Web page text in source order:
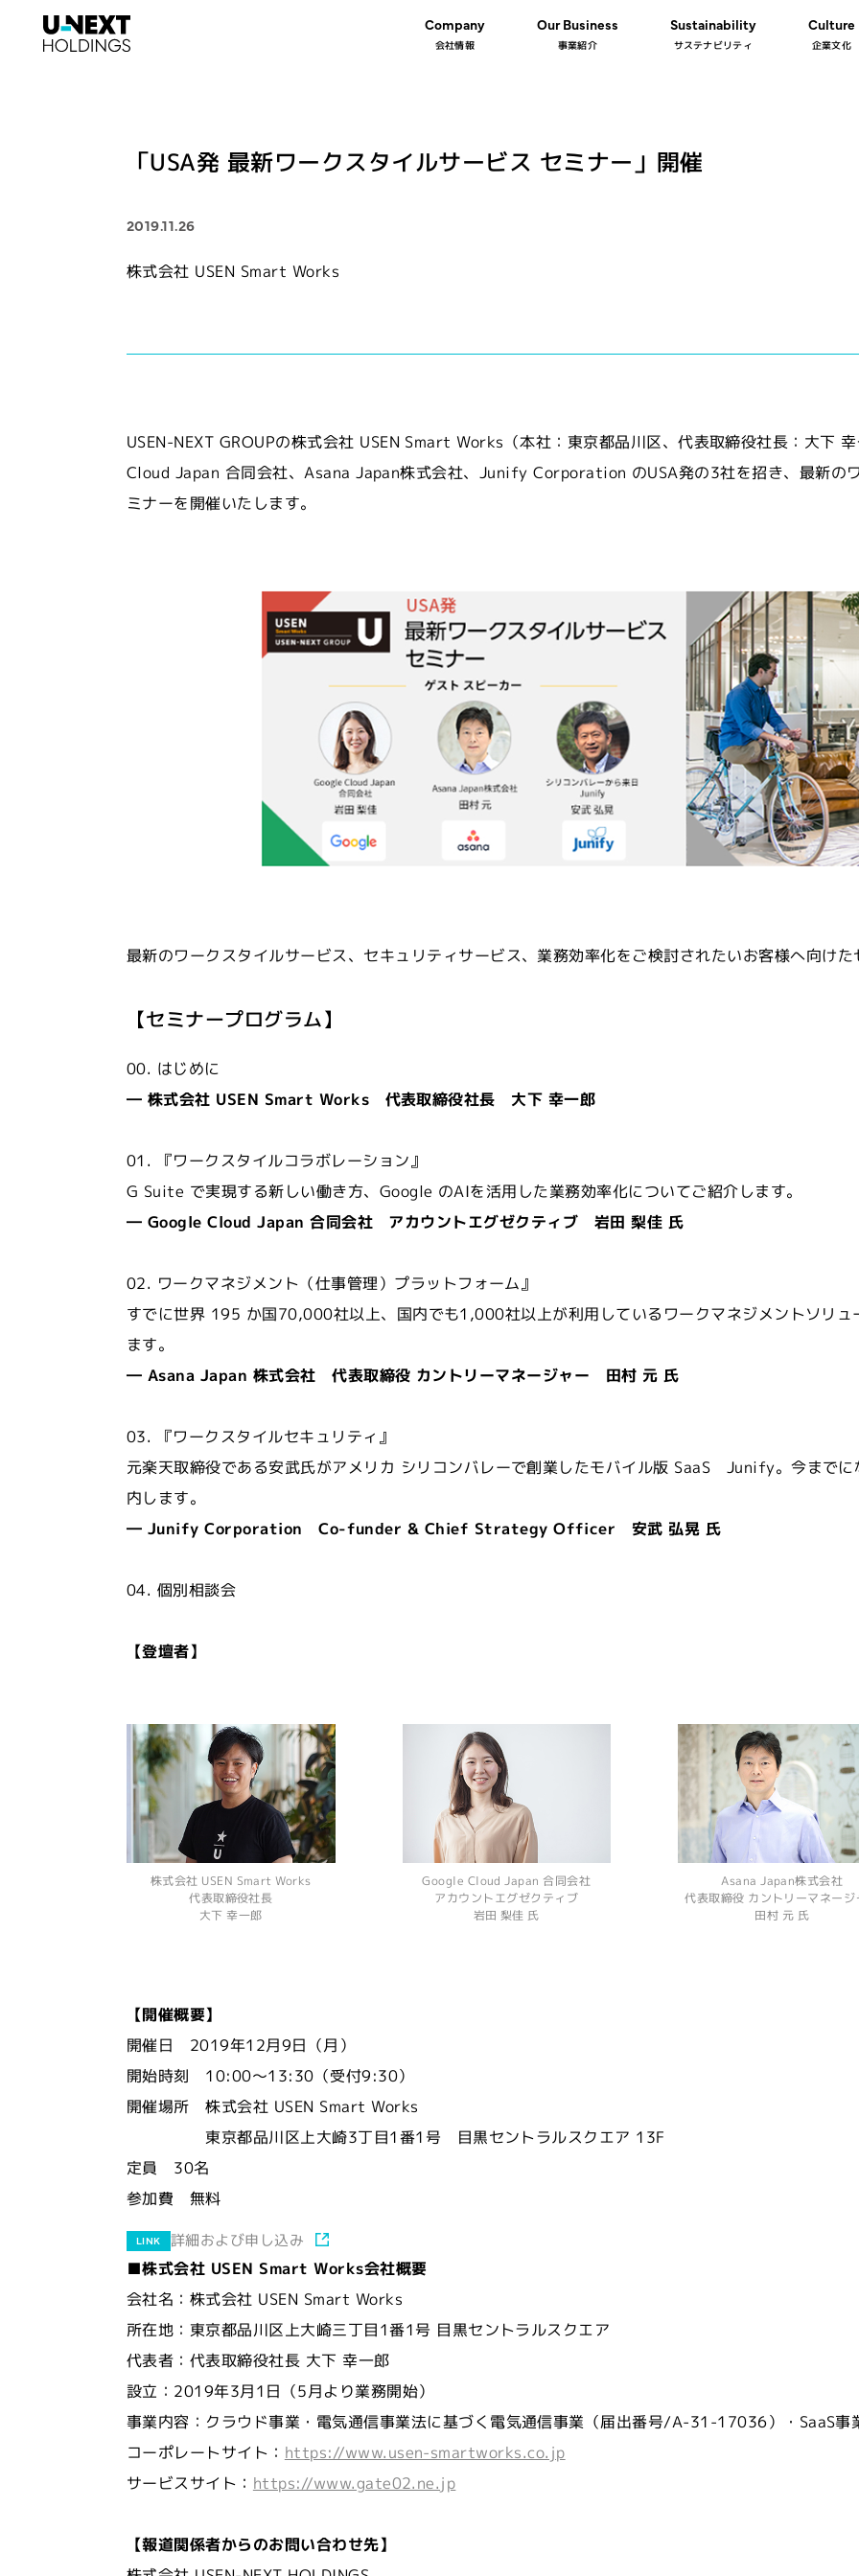
Company
会社情報
Our Business
事業紹介
Sustainability
サステナビリティ
Culture
企業文化
「USA発 最新ワークスタイルサービス セミナー」開催
2019.11.26
株式会社 USEN Smart Works
USEN-NEXT GROUPの株式会社 USEN Smart Works（本社：東京都品川区、代表取締役社長：大下
Cloud Japan 合同会社、Asana Japan株式会社、Junify Corporation のUSA発の3社を招き、最新の
ミナーを開催いたします。
最新のワークスタイルサービス、セキュリティサービス、業務効率化をご検討されたいお客様へ向け
【セミナープログラム】
00. はじめに
― 株式会社 USEN Smart Works 代表取締役社長 大下 幸一郎
01. 『ワークスタイルコラボレーション』
G Suite で実現する新しい働き方、Google のAIを活用した業務効率化についてご紹介します。
― Google Cloud Japan 合同会社 アカウントエグゼクティブ 岩田 梨佳 氏
02. ワークマネジメント（仕事管理）プラットフォーム』
すでに世界 195 か国70,000社以上、国内でも1,000社以上が利用しているワークマネジメントソリ
ます。
― Asana Japan 株式会社 代表取締役 カントリーマネージャー 田村 元 氏
03. 『ワークスタイルセキュリティ』
元楽天取締役である安武氏がアメリカ シリコンバレーで創業したモバイル版 SaaS Junify。今まで
内します。
― Junify Corporation Co-funder & Chief Strategy Officer 安武 弘晃 氏
04. 個別相談会
【登壇者】
株式会社 USEN Smart Works
代表取締役社長
大下 幸一郎
Google Cloud Japan 合同会社
アカウントエグゼクティブ
岩田 梨佳 氏
Asana Japan株式会社
代表取締役 カントリーマネージ
田村 元 氏
【開催概要】
開催日 2019年12月9日（月）
開始時刻 10:00～13:30（受付9:30）
開催場所 株式会社 USEN Smart Works
東京都品川区上大崎3丁目1番1号 目黒セントラルスクエア 13F
定員 30名
参加費 無料
LINK 詳細および申し込み
■株式会社 USEN Smart Works会社概要
会社名：株式会社 USEN Smart Works
所在地：東京都品川区上大崎三丁目1番1号 目黒セントラルスクエア
代表者：代表取締役社長 大下 幸一郎
設立：2019年3月1日（5月より業務開始）
事業内容：クラウド事業・電気通信事業法に基づく電気通信事業（届出番号/A-31-17036）・SaaS事
コーポレートサイト： https://www.usen-smartworks.co.jp
サービスサイト： https://www.gate02.ne.jp
【報道関係者からのお問い合わせ先】